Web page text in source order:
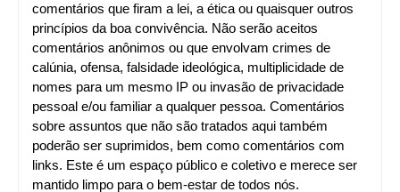
comentários que firam a lei, a ética ou quaisquer outros
princípios da boa convivência. Não serão aceitos
comentários anônimos ou que envolvam crimes de
calúnia, ofensa, falsidade ideológica, multiplicidade de
nomes para um mesmo IP ou invasão de privacidade
pessoal e/ou familiar a qualquer pessoa. Comentários
sobre assuntos que não são tratados aqui também
poderão ser suprimidos, bem como comentários com
links. Este é um espaço público e coletivo e merece ser
mantido limpo para o bem-estar de todos nós.